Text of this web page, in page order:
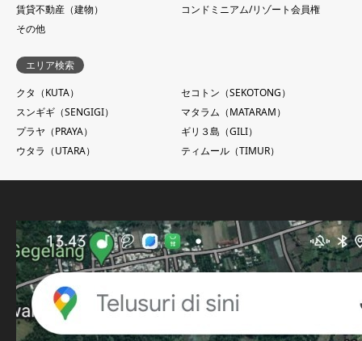
賃貸不動産（建物）
コンドミニアム/リゾート会員権
その他
エリア検索
クタ（KUTA）
セコトン（SEKOTONG）
スンギギ（SENGIGI）
マタラム（MATARAM）
プラヤ（PRAYA）
ギリ３島（GILI）
ウタラ（UTARA）
ティムール（TIMUR）